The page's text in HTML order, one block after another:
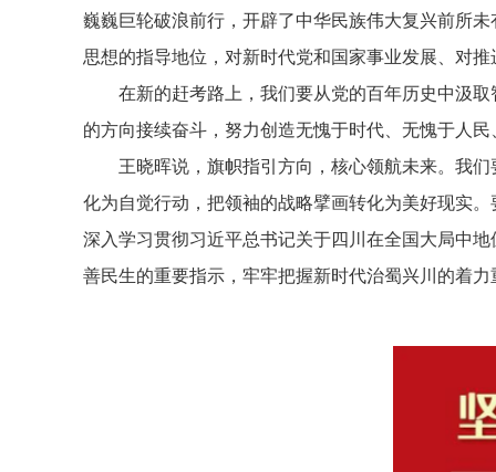
巍巍巨轮破浪前行，开辟了中华民族伟大复兴前所
思想的指导地位，对新时代党和国家事业发展、对
在新的赶考路上，我们要从党的百年历史中汲
的方向接续奋斗，努力创造无愧于时代、无愧于人
王晓晖说，旗帜指引方向，核心领航未来。我
化为自觉行动，把领袖的战略擘画转化为美好现实
深入学习贯彻习近平总书记关于四川在全国大局中
善民生的重要指示，牢牢把握新时代治蜀兴川的着